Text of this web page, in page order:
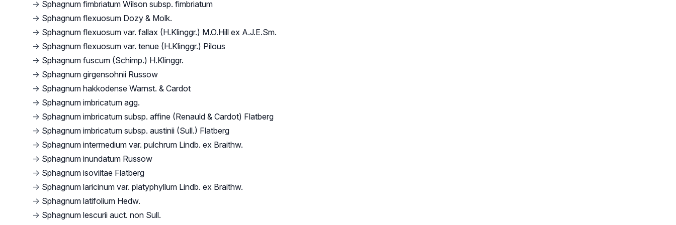
→ Sphagnum fimbriatum Wilson subsp. fimbriatum
→ Sphagnum flexuosum Dozy & Molk.
→ Sphagnum flexuosum var. fallax (H.Klinggr.) M.O.Hill ex A.J.E.Sm.
→ Sphagnum flexuosum var. tenue (H.Klinggr.) Pilous
→ Sphagnum fuscum (Schimp.) H.Klinggr.
→ Sphagnum girgensohnii Russow
→ Sphagnum hakkodense Warnst. & Cardot
→ Sphagnum imbricatum agg.
→ Sphagnum imbricatum subsp. affine (Renauld & Cardot) Flatberg
→ Sphagnum imbricatum subsp. austinii (Sull.) Flatberg
→ Sphagnum intermedium var. pulchrum Lindb. ex Braithw.
→ Sphagnum inundatum Russow
→ Sphagnum isoviitae Flatberg
→ Sphagnum laricinum var. platyphyllum Lindb. ex Braithw.
→ Sphagnum latifolium Hedw.
→ Sphagnum lescurii auct. non Sull.